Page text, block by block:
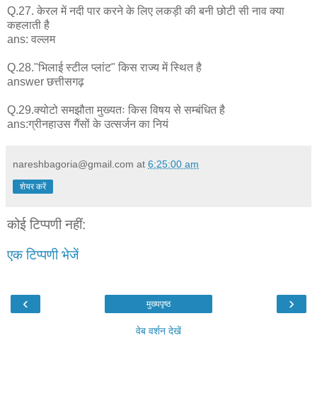
Q.27. केरल में नदी पार करने के लिए लकड़ी की बनी छोटी सी नाव क्या
कहलाती है
ans: वल्लम
Q.28."भिलाई स्टील प्लांट" किस राज्य में स्थित है
answer छत्तीसगढ़
Q.29.क्योटो समझौता मुख्यतः किस विषय से सम्बंधित है
ans:ग्रीनहाउस गैंसों के उत्सर्जन का नियं
nareshbagoria@gmail.com at 6:25:00 am
शेयर करें
कोई टिप्पणी नहीं:
एक टिप्पणी भेजें
‹ ›
मुख्यपृष्ठ
वेब वर्शन देखें